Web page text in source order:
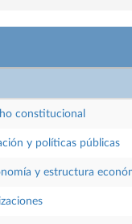
constitucional
y políticas públicas
y estructura